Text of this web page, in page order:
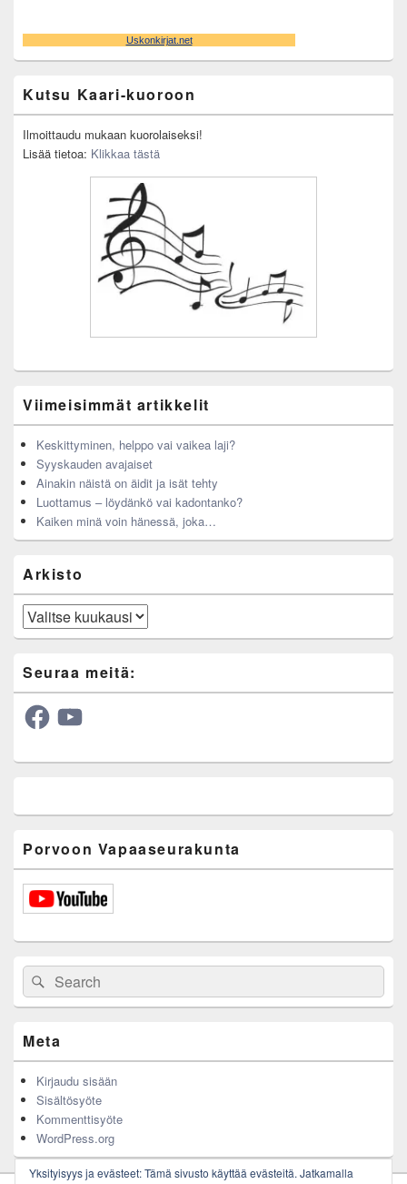
Kutsu Kaari-kuoroon
Ilmoittaudu mukaan kuorolaiseksi!
Lisää tietoa: Klikkaa tästä
Viimeisimmät artikkelit
Keskittyminen, helppo vai vaikea laji?
Syyskauden avajaiset
Ainakin näistä on äidit ja isät tehty
Luottamus – löydänkö vai kadontanko?
Kaiken minä voin hänessä, joka…
Arkisto
Arkisto
Seuraa meitä:
FacebookYouTube
Porvoon Vapaaseurakunta
Search
for:
Search
Meta
Kirjaudu sisään
Sisältösyöte
Kommenttisyöte
WordPress.org
Yksityisyys ja evästeet: Tämä sivusto käyttää evästeitä. Jatkamalla